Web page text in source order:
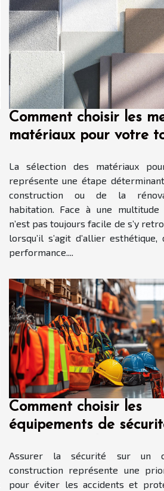
Comment choisir les
matériaux pour votre
La sélection des matériaux
représente une étape
construction ou de la
habitation. Face à une multitude
n’est pas toujours facile de s’y
lorsqu’il s’agit d’allier
performance....
Comment choisir les
équipements de
Assurer la sécurité sur un
construction représente une
pour éviter les accidents et